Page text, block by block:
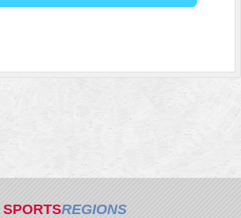
SPORTSREGIONS